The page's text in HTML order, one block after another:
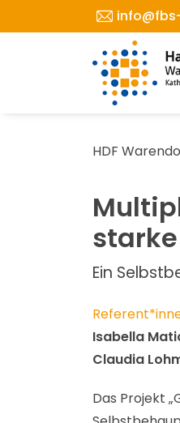
HDF
Ein
Isabella
Claudia
Das Projekt